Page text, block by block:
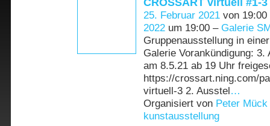
25. Februar 2021von
2022um 19:00 – Galerie
Gruppenausstellung in
Galerie Vorankündigung: 3.
am 8.5.21 ab 19 Uhr
https://crossart.ning.com/
virtuell-3 2. Ausstel…
Organisiert von Peter Mück
kunstausstellung